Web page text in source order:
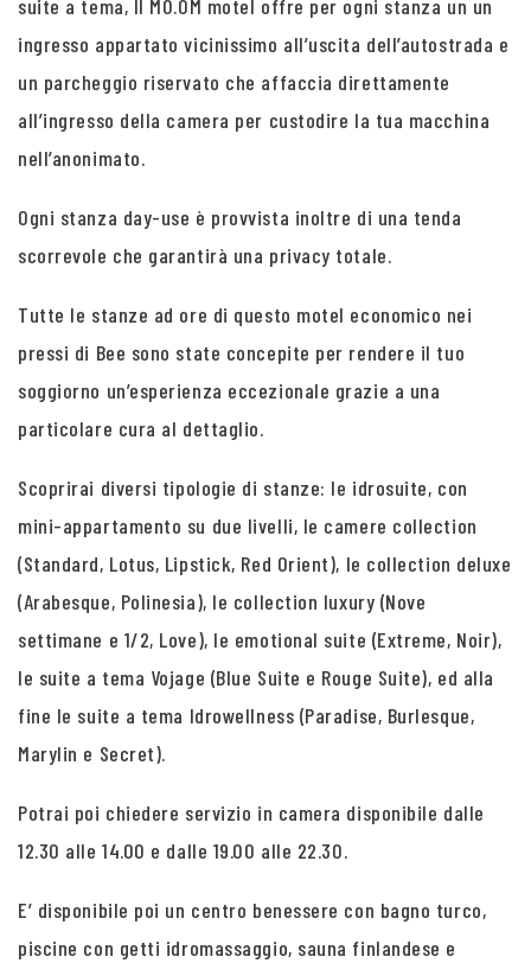
suite a tema, Il MO.OM motel offre per ogni stanza un un
ingresso appartato vicinissimo all’uscita dell’autostrada e
un parcheggio riservato che affaccia direttamente
all’ingresso della camera per custodire la tua macchina
nell’anonimato.
Ogni stanza day-use è provvista inoltre di una tenda
scorrevole che garantirà una privacy totale.
Tutte le stanze ad ore di questo motel economico nei
pressi di Bee sono state concepite per rendere il tuo
soggiorno un’esperienza eccezionale grazie a una
particolare cura al dettaglio.
Scoprirai diversi tipologie di stanze: le idrosuite, con
mini-appartamento su due livelli, le camere collection
(Standard, Lotus, Lipstick, Red Orient), le collection deluxe
(Arabesque, Polinesia), le collection luxury (Nove
settimane e 1/2, Love), le emotional suite (Extreme, Noir),
le suite a tema Vojage (Blue Suite e Rouge Suite), ed alla
fine le suite a tema Idrowellness (Paradise, Burlesque,
Marylin e Secret).
Potrai poi chiedere servizio in camera disponibile dalle
12.30 alle 14.00 e dalle 19.00 alle 22.30.
E’ disponibile poi un centro benessere con bagno turco,
piscine con getti idromassaggio, sauna finlandese e